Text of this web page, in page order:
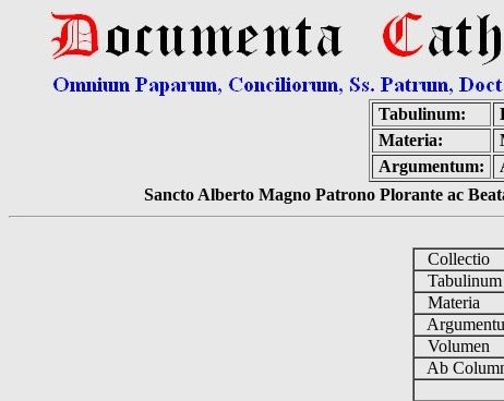
Tabulinum:
Materia:
Argumentum:
Sancto Alberto Magno Patrono Plorante ac
Collectio
Tabulinum
Materia
Volumen
Ab